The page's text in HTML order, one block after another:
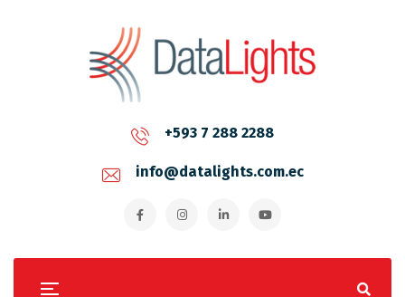
+593 7 288 2288
info@datalights.com.ec